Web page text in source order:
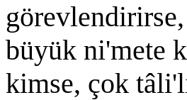
büyük ni'mete
kimse, çok